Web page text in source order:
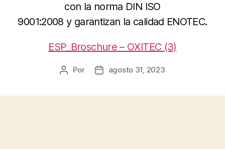
con la norma DIN ISO
9001:2008 y garantizan la calidad ENOTEC.
ESP_Broschure – OXITEC (3)
Autor
Por
Fechaagosto 31, 2023